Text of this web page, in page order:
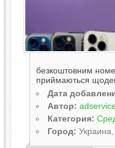
безкоштовним
приймаються
Дата
Автор:
Категория:
Город: